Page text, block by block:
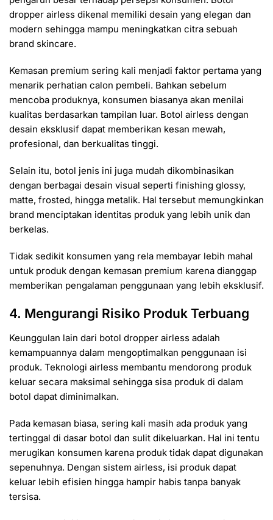
dropper airless dikenal memiliki desain yang elegan dan
modern sehingga mampu meningkatkan citra sebuah
brand skincare.
Kemasan premium sering kali menjadi faktor pertama yang
menarik perhatian calon pembeli. Bahkan sebelum
mencoba produknya, konsumen biasanya akan menilai
kualitas berdasarkan tampilan luar. Botol airless dengan
desain eksklusif dapat memberikan kesan mewah,
profesional, dan berkualitas tinggi.
Selain itu, botol jenis ini juga mudah dikombinasikan
dengan berbagai desain visual seperti finishing glossy,
matte, frosted, hingga metalik. Hal tersebut memungkinkan
brand menciptakan identitas produk yang lebih unik dan
berkelas.
Tidak sedikit konsumen yang rela membayar lebih mahal
untuk produk dengan kemasan premium karena dianggap
memberikan pengalaman penggunaan yang lebih eksklusif.
4. Mengurangi Risiko Produk Terbuang
Keunggulan lain dari botol dropper airless adalah
kemampuannya dalam mengoptimalkan penggunaan isi
produk. Teknologi airless membantu mendorong produk
keluar secara maksimal sehingga sisa produk di dalam
botol dapat diminimalkan.
Pada kemasan biasa, sering kali masih ada produk yang
tertinggal di dasar botol dan sulit dikeluarkan. Hal ini tentu
merugikan konsumen karena produk tidak dapat digunakan
sepenuhnya. Dengan sistem airless, isi produk dapat
keluar lebih efisien hingga hampir habis tanpa banyak
tersisa.